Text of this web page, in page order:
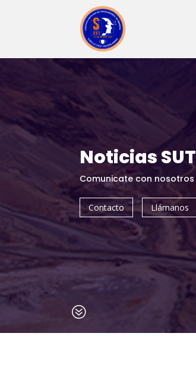
Noticias SUT
Comunicate con nosotros
Contacto Llámanos
?